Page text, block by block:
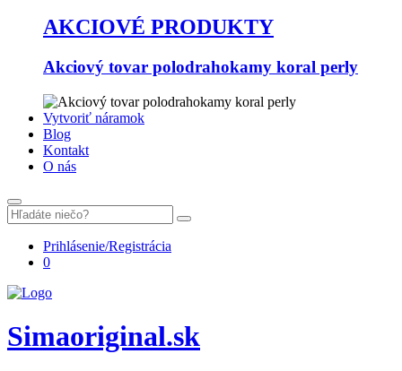
AKCIOVÉ PRODUKTY
Akciový tovar polodrahokamy koral perly
Vytvoriť náramok
Blog
Kontakt
O nás
Prihlásenie/Registrácia
0
Simaoriginal.sk